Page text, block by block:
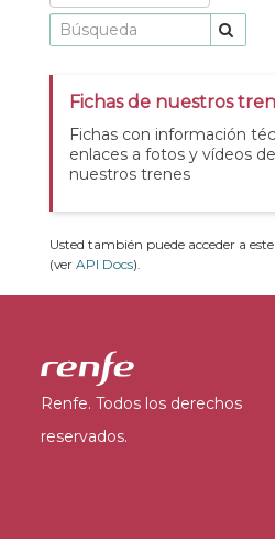
Fichas de nuestros
Fichas con información
enlaces a fotos y vídeos de
nuestros trenes
Usted también puede acceder a
(ver API Docs).
Renfe. Todos los derechos
reservados.